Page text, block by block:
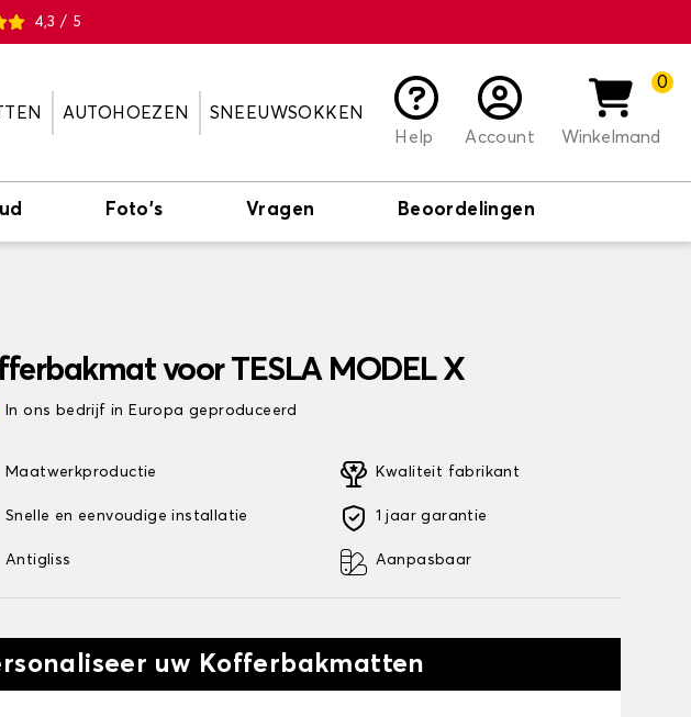
4,3 / 5
AUTOHOEZEN
SNEEUWSOKKEN
Help
Account
0
Winkelmand
Foto's Vragen Beoordelingen
voor TESLA MODEL X
In ons bedrijf in Europa geproduceerd
Maatwerkproductie
Snelle en eenvoudige installatie
Antigliss
Kwaliteit fabrikant
1 jaar garantie
Aanpasbaar
uw Kofferbakmatten